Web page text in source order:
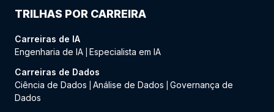
TRILHAS POR CARREIRA
Carreiras de IA
Engenharia de IA Especialista em IA
Carreiras de Dados
Ciência de Dados
Análise de Dados
Governança de
Dados